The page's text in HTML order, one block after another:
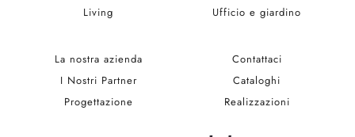
Living
Ufficio e giardino
La nostra azienda
I Nostri Partner
Progettazione
Contattaci
Cataloghi
Realizzazioni